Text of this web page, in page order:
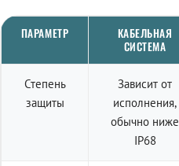
ПАРАМЕТР
КАБЕЛЬНАЯ
СИСТЕМА
Степень
защиты
Зависит от
исполнения,
обычно ниже
IP68